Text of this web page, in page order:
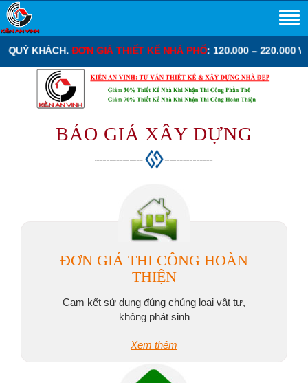
220.000 VNĐ/M2.ĐƠN GIÁ THIẾT KẾ BIỆT THỰ: 130.000 –
BÁO GIÁ XÂY DỰNG
ĐƠN GIÁ THI CÔNG HOÀN
THIỆN
Cam kết sử dụng đúng chủng loại vật tư,
không phát sinh
Xem thêm